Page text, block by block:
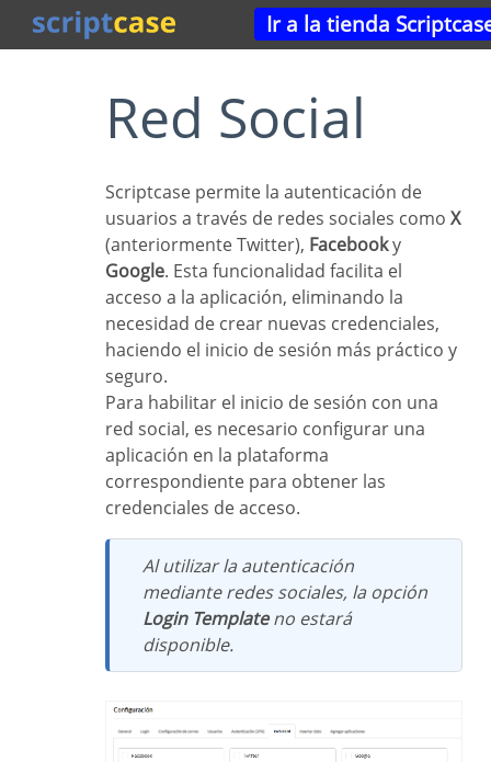
Ir a la tienda
Red Social
Scriptcase permite la autenticación de
usuarios a través de redes sociales como X
(anteriormente Twitter), Facebooky
Google. Esta funcionalidad facilita el
acceso a la aplicación, eliminando la
necesidad de crear nuevas credenciales,
haciendo el inicio de sesión más práctico y
seguro.
Para habilitar el inicio de sesión con una
red social, es necesario configurar una
aplicación en la plataforma
correspondiente para obtener las
credenciales de acceso.
Al utilizar la autenticación
mediante redes sociales, la opción
Login Templateno estará
disponible.